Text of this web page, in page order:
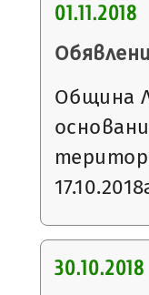
01.11.2018
Община
30.10.2018